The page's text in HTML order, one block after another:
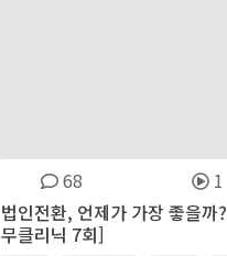
68 1
법인전환, 언제가 가장 좋을까? [이상화세무사의 돈버는세
무클리닉 7회]